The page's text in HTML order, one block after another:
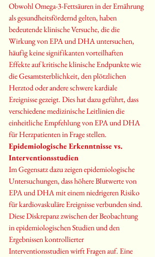
Obwohl Omega-3-Fettsäuren in der Ernährung
als gesundheitsfördernd gelten, haben
bedeutende klinische Versuche, die die
Wirkung von EPA und DHA untersuchen,
häufig keine signifikanten vorteilhaften
Effekte auf kritische klinische Endpunkte wie
die Gesamtsterblichkeit, den plötzlichen
Herztod oder andere schwere kardiale
Ereignisse gezeigt. Dies hat dazu geführt, dass
verschiedene medizinische Leitlinien die
einheitliche Empfehlung von EPA und DHA
für Herzpatienten in Frage stellen.
Epidemiologische Erkenntnisse vs.
Interventionsstudien
Im Gegensatz dazu zeigen epidemiologische
Untersuchungen, dass höhere Blutwerte von
EPA und DHA mit einem niedrigeren Risiko
für kardiovaskuläre Ereignisse verbunden sind.
Diese Diskrepanz zwischen der Beobachtung
in epidemiologischen Studien und den
Ergebnissen kontrollierter
Interventionsstudien wirft Fragen auf. Eine